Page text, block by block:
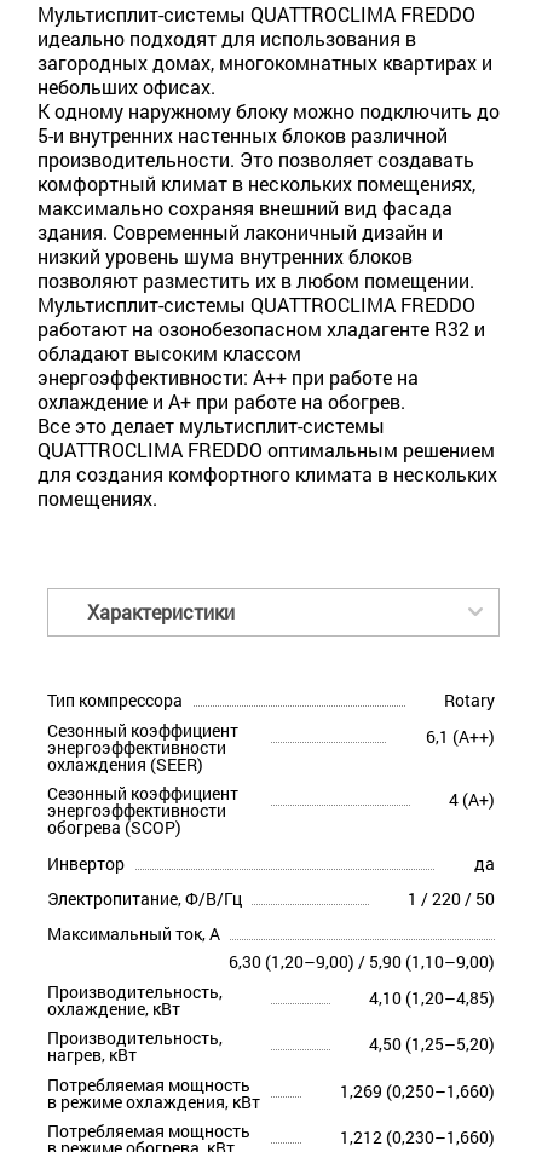
Мультисплит-системы QUATTROCLIMA FREDDO
идеально подходят для использования в
загородных домах, многокомнатных квартирах и
небольших офисах.
К одному наружному блоку можно подключить до
5-и внутренних настенных блоков различ­ной
производительности. Это позволяет создавать
комфортный климат в нескольких помещениях,
максимально сохраняя внешний вид фасада
здания. Современный лаконичный дизайн и
низкий уровень шума внутренних блоков
позволяют разместить их в любом помещении.
Мультисплит-системы QUATTROCLIMA FREDDO
работают на озонобезопасном хладагенте R32 и
обладают высоким классом
энергоэффективности: А++ при работе на
охлаждение и А+ при работе на обогрев.
Все это делает мультисплит-системы
QUATTROCLIMA FREDDO оптимальным решением
для создания комфортного климата в нескольких
помещениях.
Характеристики
Тип компрессора
Rotary
Сезонный коэффициент
энергоэффективности
охлаждения (SEER)
6,1 (A++)
Сезонный коэффициент
энергоэффективности
обогрева (SCOP)
4 (A+)
Инвертор
да
Электропитание, Ф/В/Гц
1 / 220 / 50
Максимальный ток, А
6,30 (1,20–9,00) / 5,90 (1,10–9,00)
Производительность,
охлаждение, кВт
4,10 (1,20–4,85)
Производительность,
нагрев, кВт
4,50 (1,25–5,20)
Потребляемая мощность
в режиме охлаждения, кВт
1,269 (0,250–1,660)
Потребляемая мощность
1,212 (0,230–1,660)